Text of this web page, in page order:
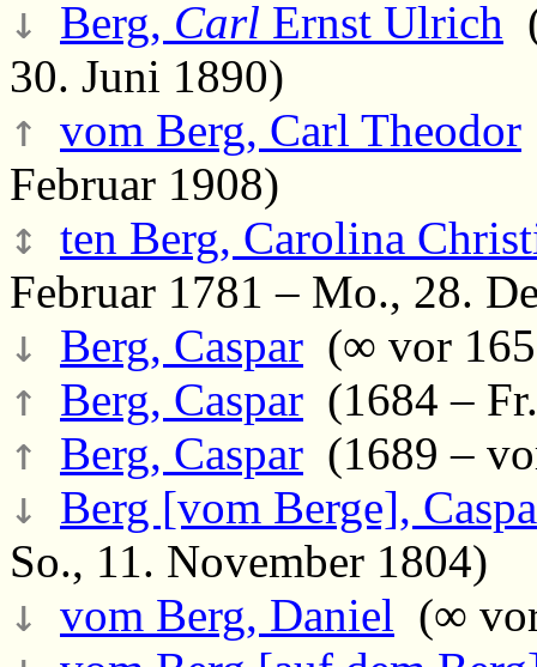
↓ Berg, Carl Ernst Ulrich
30. Juni 1890)
↑ vom Berg, Carl Theodor
Februar 1908)
↕ ten Berg, Carolina
Februar 1781 – Mo., 28.
↓ Berg, Caspar (∞ vor
↑ Berg, Caspar (1684 –
↑ Berg, Caspar (1689 –
↓ Berg [vom Berge],
So., 11. November 1804)
↓ vom Berg, Daniel (∞